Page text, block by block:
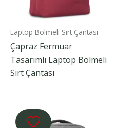
Laptop Bölmeli Sırt Çantası
Çapraz Fermuar
Tasarımlı Laptop Bölmeli
Sırt Çantası